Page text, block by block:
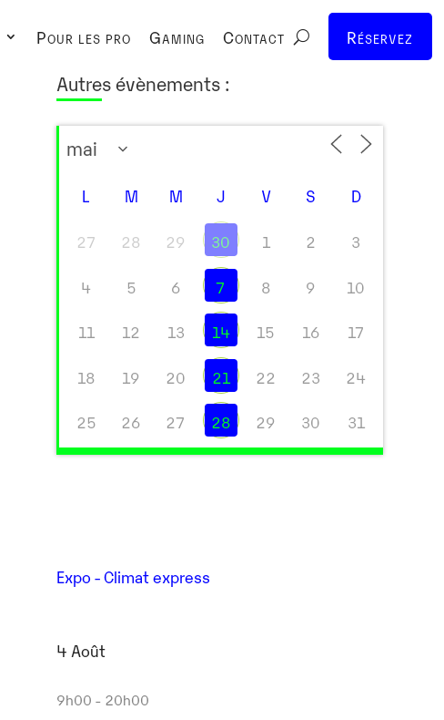
Pour les pro Gaming Contact Réservez
Autres évènements :
L M M J V S D
27 28 29 30 1 2 3
4 5 6 7 8 9 10
11 12 13 14 15 16 17
18 19 20 21 22 23 24
25 26 27 28 29 30 31
Expo - Climat express
4 Août
9h00 - 20h00